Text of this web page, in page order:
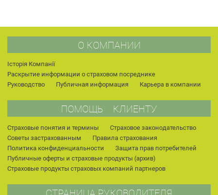
О КОМПАНИИ
Історія Компанії
Раскрытие информации о страховом посреднике
Руководство
Публичная информация Карьера в компании
ПОМОЩЬ КЛИЕНТУ
Страховые понятия и термины
Страховое законодательство
Советы застрахованным
Правила страхования
Политика конфиденциальности
Защита прав потребителей
Публичные оферты и страховые продукты (архив)
Страховые продукты страховых компаний партнеров